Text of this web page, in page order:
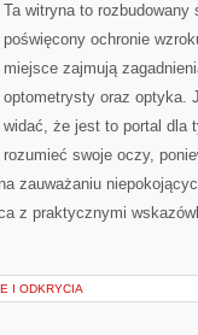
Ta witryna to rozbudowany
poświęcony ochronie
miejsce zajmują
optometrysty oraz optyka.
widać, że jest to portal dla
rozumieć swoje oczy,
zauważaniu
z praktycznymi
I ODKRYCIA